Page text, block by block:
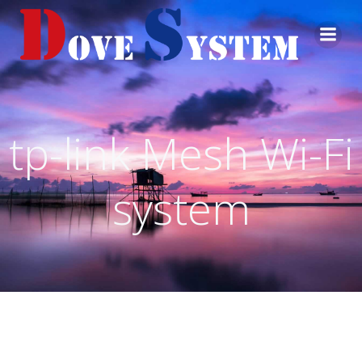
コ
ン
テ
へ
ス
キ
ッ
プ
tp-link Mesh Wi-Fi
system